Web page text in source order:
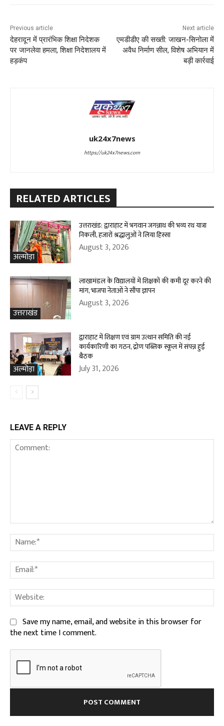
Previous article
देहरादून में प्रारंभिक शिक्षा निदेशक
पर जानलेवा हमला, शिक्षा निदेशालय में
हड़कंप
Next article
एमडीडीए की सख्ती: जाखन-सिनोला में
अवैध निर्माण सील, विशेष अभियान में
बड़ी कार्रवाई
uk24x7news
https://uk24x7news.com
RELATED ARTICLES
अल्मोड़ा
उत्तराखंड: द्वाराहाट में भगवान जगन्नाथ की भव्य रथ यात्रा
निकली, हजारों श्रद्धालुओं ने लिया हिस्सा
August 3, 2026
उत्तराखंड
लाखामंडल के विद्यालयों में शिक्षकों की कमी दूर करने की
मांग, भाजपा नेताओं ने सौंपा ज्ञापन
August 3, 2026
अल्मोड़ा
द्वाराहाट में शिक्षण एवं ग्राम उत्थान समिति की नई
कार्यकारिणी का गठन, द्रोण पब्लिक स्कूल में संपन्न हुई
बैठक
July 31, 2026
LEAVE A REPLY
Comment:
Save my name, email, and website in this browser for
the next time I comment.